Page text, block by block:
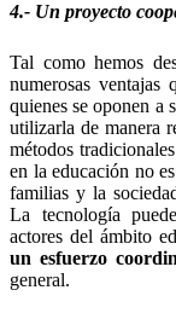
4.- Un proyecto
Tal como hemos
numerosas
quienes se oponen a
utilizarla de manera
métodos
en la educación no
familias y la
La tecnología
actores del ámbito
un esfuerzo
general.